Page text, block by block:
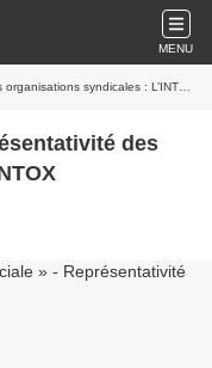
MENU
syndicales : L’INTOX
des